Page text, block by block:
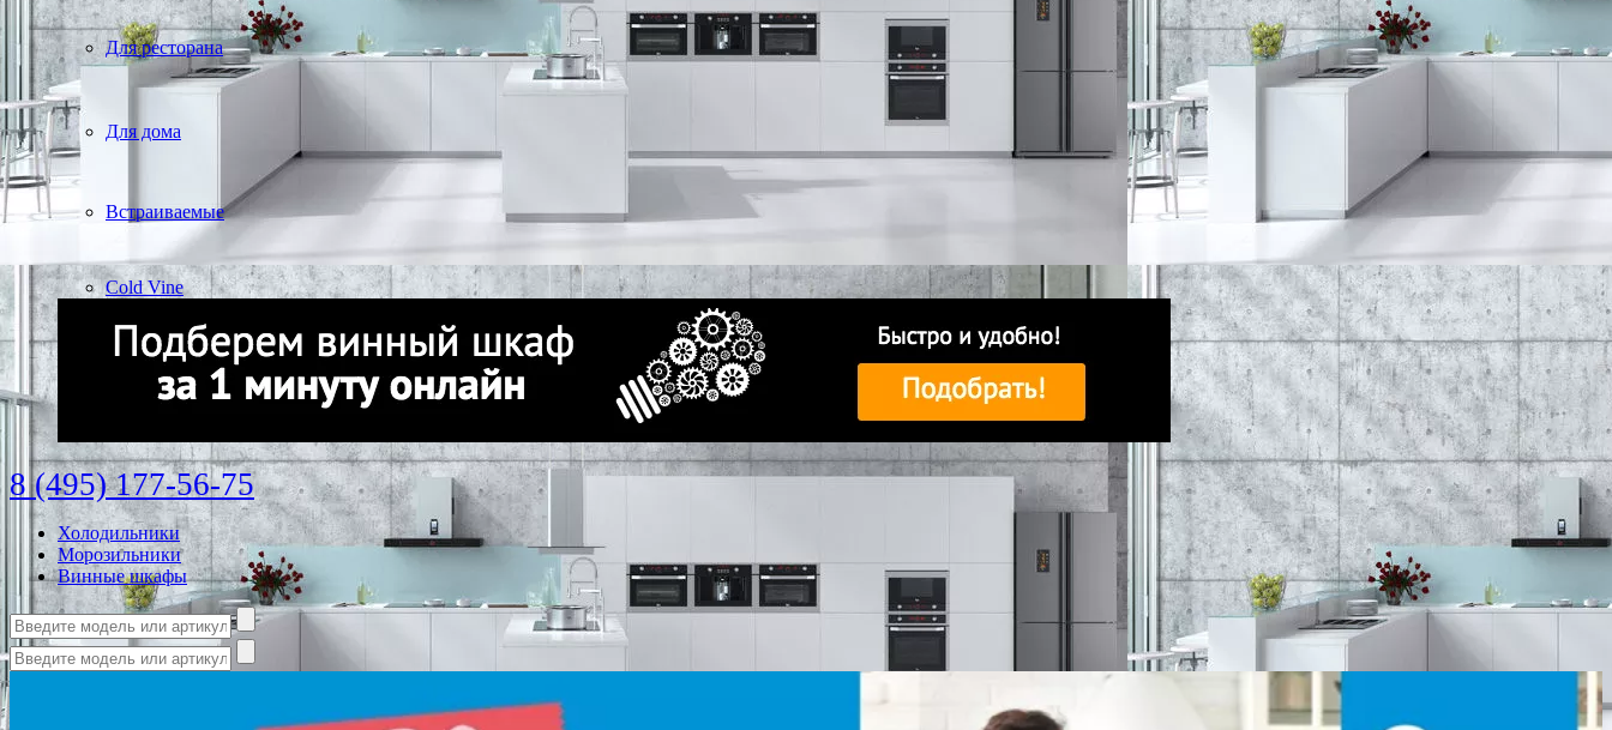
Для ресторана
Для дома
Встраиваемые
Cold Vine
8 (495) 177-56-75
Холодильники
Морозильники
Винные шкафы